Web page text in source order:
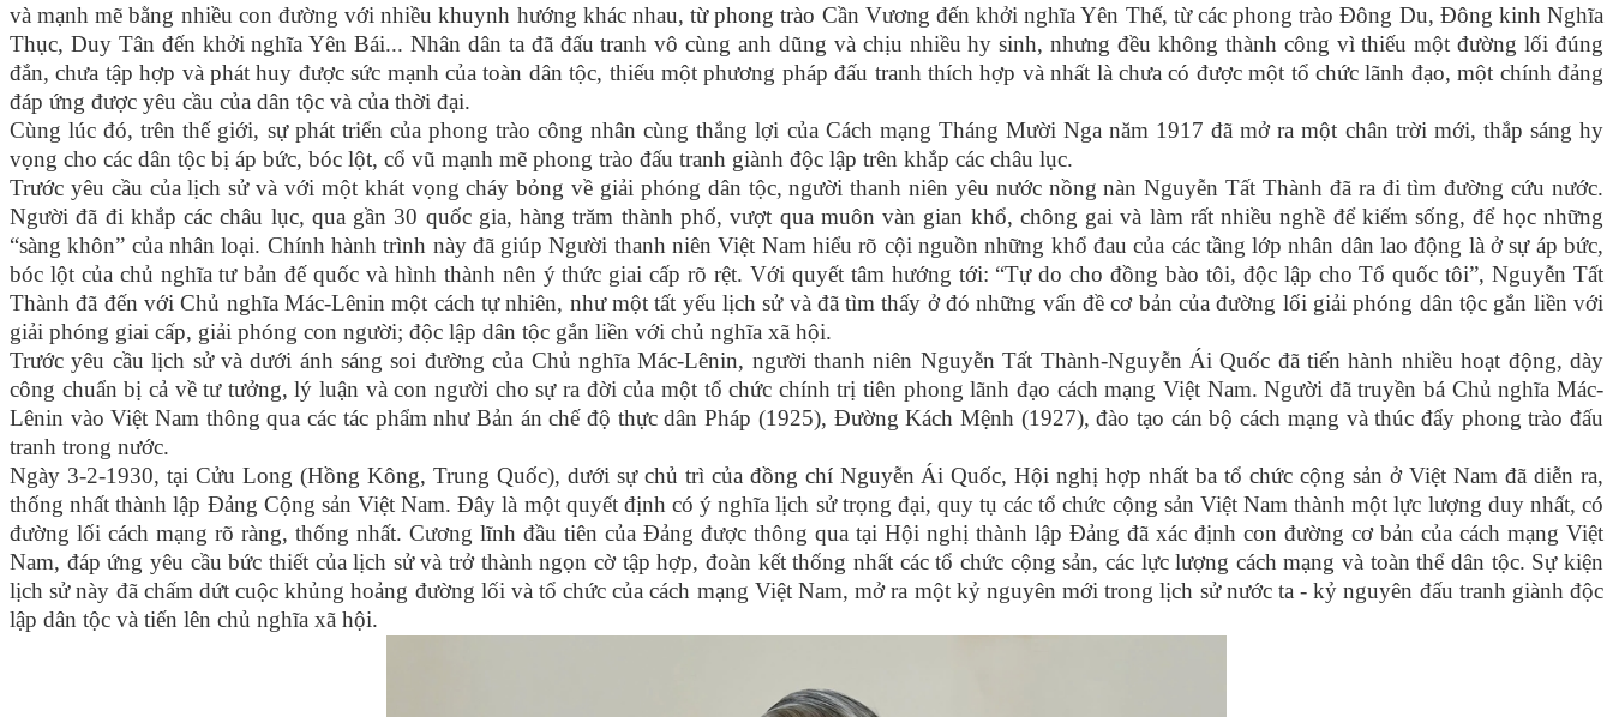
và mạnh mẽ bằng nhiều con đường với nhiều khuynh hướng khác nhau, từ phong trào Cần Vương đến khởi nghĩa Yên Thế, từ các phong trào Đông Du, Đông kinh Nghĩa
Thục, Duy Tân đến khởi nghĩa Yên Bái... Nhân dân ta đã đấu tranh vô cùng anh dũng và chịu nhiều hy sinh, nhưng đều không thành công vì thiếu một đường lối đúng
đắn, chưa tập hợp và phát huy được sức mạnh của toàn dân tộc, thiếu một phương pháp đấu tranh thích hợp và nhất là chưa có được một tổ chức lãnh đạo, một chính đảng
đáp ứng được yêu cầu của dân tộc và của thời đại.
Cùng lúc đó, trên thế giới, sự phát triển của phong trào công nhân cùng thắng lợi của Cách mạng Tháng Mười Nga năm 1917 đã mở ra một chân trời mới, thắp sáng hy
vọng cho các dân tộc bị áp bức, bóc lột, cổ vũ mạnh mẽ phong trào đấu tranh giành độc lập trên khắp các châu lục.
Trước yêu cầu của lịch sử và với một khát vọng cháy bỏng về giải phóng dân tộc, người thanh niên yêu nước nồng nàn Nguyễn Tất Thành đã ra đi tìm đường cứu nước.
Người đã đi khắp các châu lục, qua gần 30 quốc gia, hàng trăm thành phố, vượt qua muôn vàn gian khổ, chông gai và làm rất nhiều nghề để kiếm sống, để học những
“sàng khôn” của nhân loại. Chính hành trình này đã giúp Người thanh niên Việt Nam hiểu rõ cội nguồn những khổ đau của các tầng lớp nhân dân lao động là ở sự áp bức,
bóc lột của chủ nghĩa tư bản đế quốc và hình thành nên ý thức giai cấp rõ rệt. Với quyết tâm hướng tới: “Tự do cho đồng bào tôi, độc lập cho Tổ quốc tôi”, Nguyễn Tất
Thành đã đến với Chủ nghĩa Mác-Lênin một cách tự nhiên, như một tất yếu lịch sử và đã tìm thấy ở đó những vấn đề cơ bản của đường lối giải phóng dân tộc gắn liền với
giải phóng giai cấp, giải phóng con người; độc lập dân tộc gắn liền với chủ nghĩa xã hội.
Trước yêu cầu lịch sử và dưới ánh sáng soi đường của Chủ nghĩa Mác-Lênin, người thanh niên Nguyễn Tất Thành-Nguyễn Ái Quốc đã tiến hành nhiều hoạt động, dày
công chuẩn bị cả về tư tưởng, lý luận và con người cho sự ra đời của một tổ chức chính trị tiên phong lãnh đạo cách mạng Việt Nam. Người đã truyền bá Chủ nghĩa Mác-
Lênin vào Việt Nam thông qua các tác phẩm như Bản án chế độ thực dân Pháp (1925), Đường Kách Mệnh (1927), đào tạo cán bộ cách mạng và thúc đẩy phong trào đấu
tranh trong nước.
Ngày 3-2-1930, tại Cửu Long (Hồng Kông, Trung Quốc), dưới sự chủ trì của đồng chí Nguyễn Ái Quốc, Hội nghị hợp nhất ba tổ chức cộng sản ở Việt Nam đã diễn ra,
thống nhất thành lập Đảng Cộng sản Việt Nam. Đây là một quyết định có ý nghĩa lịch sử trọng đại, quy tụ các tổ chức cộng sản Việt Nam thành một lực lượng duy nhất, có
đường lối cách mạng rõ ràng, thống nhất. Cương lĩnh đầu tiên của Đảng được thông qua tại Hội nghị thành lập Đảng đã xác định con đường cơ bản của cách mạng Việt
Nam, đáp ứng yêu cầu bức thiết của lịch sử và trở thành ngọn cờ tập hợp, đoàn kết thống nhất các tổ chức cộng sản, các lực lượng cách mạng và toàn thể dân tộc. Sự kiện
lịch sử này đã chấm dứt cuộc khủng hoảng đường lối và tổ chức của cách mạng Việt Nam, mở ra một kỷ nguyên mới trong lịch sử nước ta - kỷ nguyên đấu tranh giành độc
lập dân tộc và tiến lên chủ nghĩa xã hội.